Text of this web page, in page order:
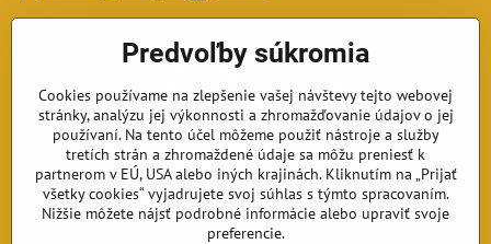
Predvoľby súkromia
Cookies používame na zlepšenie vašej návštevy tejto webovej
stránky, analýzu jej výkonnosti a zhromažďovanie údajov o jej
používaní. Na tento účel môžeme použiť nástroje a služby
tretích strán a zhromaždené údaje sa môžu preniesť k
partnerom v EÚ, USA alebo iných krajinách. Kliknutím na „Prijať
všetky cookies“ vyjadrujete svoj súhlas s týmto spracovaním.
Nižšie môžete nájsť podrobné informácie alebo upraviť svoje
preferencie.